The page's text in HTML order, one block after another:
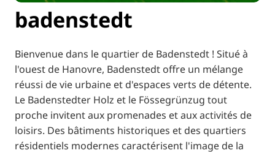
badenstedt
Bienvenue dans le quartier de Badenstedt ! Situé à
l'ouest de Hanovre, Badenstedt offre un mélange
réussi de vie urbaine et d'espaces verts de détente.
Le Badenstedter Holz et le Fössegrünzug tout
proche invitent aux promenades et aux activités de
loisirs. Des bâtiments historiques et des quartiers
résidentiels modernes caractérisent l'image de la